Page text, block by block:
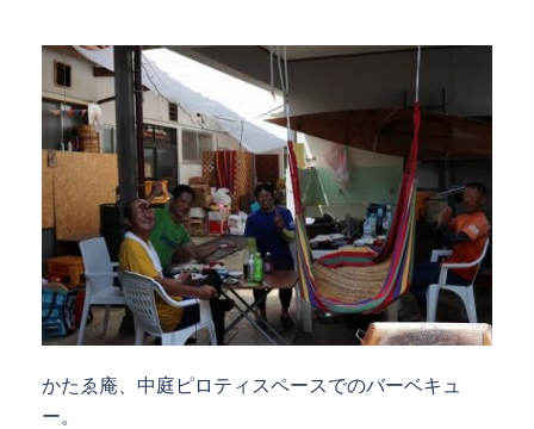
かたゑ庵、中庭ピロティスペースでのバーベキュ
ー。